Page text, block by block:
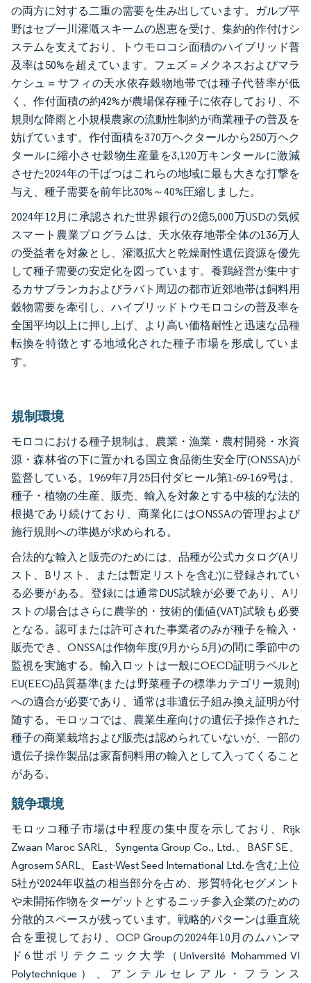
の両方に対する二重の需要を生み出しています。ガルブ平
野はセブー川灌漑スキームの恩恵を受け、集約的作付けシ
ステムを支えており、トウモロコシ面積のハイブリッド普
及率は50%を超えています。フェズ＝メクネスおよびマラ
ケシュ＝サフィの天水依存穀物地帯では種子代替率が低
く、作付面積の約42%が農場保存種子に依存しており、不
規則な降雨と小規模農家の流動性制約が商業種子の普及を
妨げています。作付面積を370万ヘクタールから250万ヘク
タールに縮小させ穀物生産量を3,120万キンタールに激減
させた2024年の干ばつはこれらの地域に最も大きな打撃を
与え、種子需要を前年比30%～40%圧縮しました。
2024年12月に承認された世界銀行の2億5,000万USDの気候
スマート農業プログラムは、天水依存地帯全体の136万人
の受益者を対象とし、灌漑拡大と乾燥耐性遺伝資源を優先
して種子需要の安定化を図っています。養鶏経営が集中す
るカサブランカおよびラバト周辺の都市近郊地帯は飼料用
穀物需要を牽引し、ハイブリッドトウモロコシの普及率を
全国平均以上に押し上げ、より高い価格耐性と迅速な品種
転換を特徴とする地域化された種子市場を形成していま
す。
規制環境
モロコにおける種子規制は、農業・漁業・農村開発・水資
源・森林省の下に置かれる国立食品衛生安全庁(ONSSA)が
監督している。1969年7月25日付ダヒール第1-69-169号は、
種子・植物の生産、販売、輸入を対象とする中核的な法的
根拠であり続けており、商業化にはONSSAの管理および
施行規則への準拠が求められる。
合法的な輸入と販売のためには、品種が公式カタログ(Aリ
スト、Bリスト、または暫定リストを含む)に登録されてい
る必要がある。登録には通常DUS試験が必要であり、Aリ
ストの場合はさらに農学的・技術的価値(VAT)試験も必要
となる。認可または許可された事業者のみが種子を輸入・
販売でき、ONSSAは作物年度(9月から5月)の間に季節中の
監視を実施する。輸入ロットは一般にOECD証明ラベルと
EU(EEC)品質基準(または野菜種子の標準カテゴリー規則)
への適合が必要であり、通常は非遺伝子組み換え証明が付
随する。モロッコでは、農業生産向けの遺伝子操作された
種子の商業栽培および販売は認められていないが、一部の
遺伝子操作製品は家畜飼料用の輸入として入ってくること
がある。
競争環境
モロッコ種子市場は中程度の集中度を示しており、Rijk
Zwaan Maroc SARL、Syngenta Group Co., Ltd.、BASF SE、
Agrosem SARL、East-West Seed International Ltd.を含む上位
5社が2024年収益の相当部分を占め、形質特化セグメント
や未開拓作物をターゲットとするニッチ参入企業のための
分散的スペースが残っています。戦略的パターンは垂直統
合を重視しており、OCP Groupの2024年10月のムハンマ
ド6世ポリテクニック大学（Université Mohammed VI
Polytechnique）、アンテルセレアル・フランス